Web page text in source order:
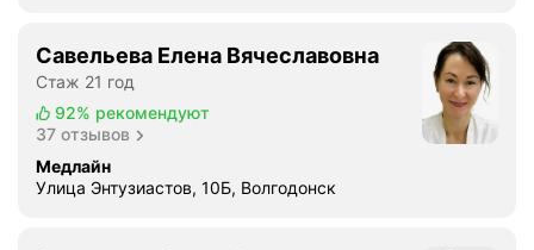
Савельева Елена Вячеславовна
Стаж 21 год
92% рекомендуют
37 отзывов
Медлайн
Улица Энтузиастов, 10Б, Волгодонск